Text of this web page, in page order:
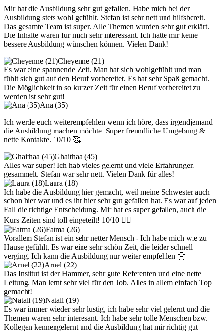
Mir hat die Ausbildung sehr gut gefallen. Habe mich bei der
Ausbildung stets wohl gefühlt. Stefan ist sehr nett und hilfsbereit.
Das gesamte Team ist super. Alle Themen wurden sehr gut erklärt.
Die Inhalte waren für mich sehr interessant. Ich hätte mir keine
bessere Ausbildung wünschen können. Vielen Dank!
Cheyenne (21)
Es war eine spannende Zeit. Man hat sich wohlgefühlt und man
fühlt sich gut auf den Beruf vorbereitet. Es hat sehr Spaß gemacht.
Die Möglichkeit in so kurzer Zeit für einen Beruf vorbereitet zu
werden ist sehr gut!
Ana (35)
Ich werde euch weiterempfehlen wenn ich höre, dass irgendjemand
die Ausbildung machen möchte. Super freundliche Umgebung &
nette Kontakte. 10/10 🥰
Ghaithaa (45)
Alles war super! Ich hab vieles gelernt und viele Erfahrungen
gesammelt. Stefan war sehr nett. Vielen Dank für alles!
Laura (18)
Ich habe die Ausbildung hier gemacht, weil meine Schwester auch
schon hier war und es ihr hier sehr gut gefallen hat. Es war auf jeden
Fall die richtige Entscheidung. Mir hat es super gefallen, auch die
Kurs Zeiten sind toll eingeteilt! 10/10 👍🏻
Fatma (26)
Vorallem Stefan ist ein sehr netter Mensch - Ich habe mich wie zu
Hause gefühlt. Es war eine sehr schön Zeit, die leider schnell
verging. Ich kann die Ausbildung nur weiter empfehlen 🤗
Arnel (22)
Das Institut ist der Hammer, sehr gute Referenten und eine nette
Leitung. Man lernt sehr viel für den Job. Alles in allem einfach Top
gemacht!
Natali (19)
Es war immer wieder sehr lustig, ich habe sehr viel gelernt und die
Themen waren sehr interesant. Ich habe sehr tolle Menschen bzw.
Kollegen kennengelernt und die Ausbildung hat mir richtig gut